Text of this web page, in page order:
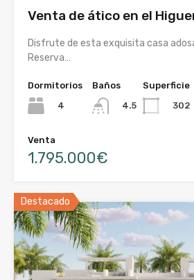
Venta de ático en el
Disfrute de esta exquisita casa
Reserva…
Dormitorios
4
Baños
4.5
Superficie
302
Venta
1.795.000€
Destacado